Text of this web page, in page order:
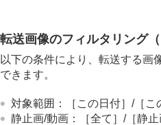
転送画像のフィルタリング（
以下の条件により、転送する画
できます。
対象範囲 ： ［この日付］ /［こ
静止画/動画 ： ［全て］ /［静止